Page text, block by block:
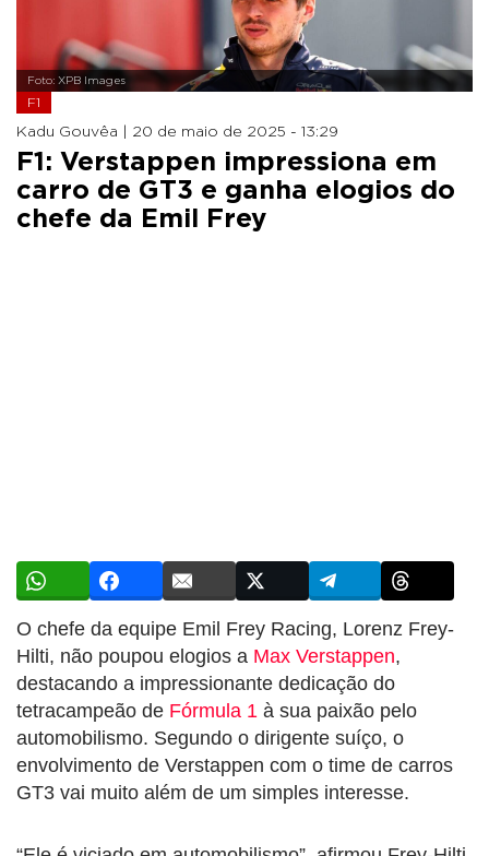
Foto: XPB Images
F1
Kadu Gouvêa | 20 de maio de 2025 - 13:29
F1: Verstappen impressiona em
carro de GT3 e ganha elogios do
chefe da Emil Frey
O chefe da equipe Emil Frey Racing, Lorenz Frey-
Hilti, não poupou elogios a Max Verstappen,
destacando a impressionante dedicação do
tetracampeão de Fórmula 1 à sua paixão pelo
automobilismo. Segundo o dirigente suíço, o
envolvimento de Verstappen com o time de carros
GT3 vai muito além de um simples interesse.